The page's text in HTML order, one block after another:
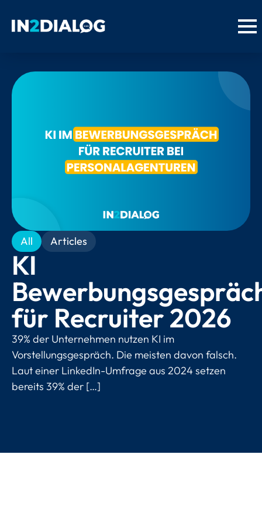
All Articles
KI
für Recruiter 2026
39% der Unternehmen nutzen KI im
Vorstellungsgespräch. Die meisten davon falsch.
Laut einer LinkedIn-Umfrage aus 2024 setzen
bereits 39% der […]